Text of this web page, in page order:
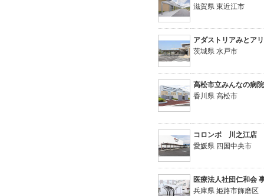
滋賀県 東近江市
アダストリアみとア
茨城県 水戸市
高松市立みんなの病院
香川県 高松市
コロンボ 川之江店
愛媛県 四国中央市
医療法人社団仁和会
兵庫県 姫路市飾磨区